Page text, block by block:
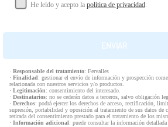
He leído y acepto la política de privacidad.
· Responsable del tratamiento: Fervalles
· Finalidad: gestionar el envío de información y prospección
relacionada con nuestros servicios y/o productos.
· Legitimación: consentimiento del interesado.
· Destinatarios: no se cederán datos a terceros, salvo obligación
· Derechos: podrá ejercer los derechos de acceso, rectificación,
supresión, portabilidad y oposición al tratamiento de sus datos de
retirada del consentimiento prestado para el tratamiento de los
· Información adicional: puede consultar la información